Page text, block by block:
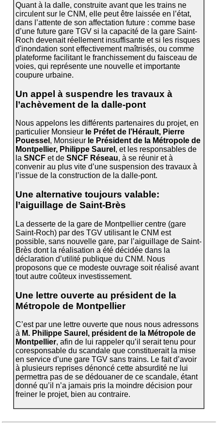
Quant à la dalle, construite avant que les trains ne
circulent sur le CNM, elle peut être laissée en l’état,
dans l’attente de son affectation future : comme base
d’une future gare TGV si la capacité de la gare Saint-
Roch devenait réellement insuffisante et si les risques
d'inondation sont effectivement maîtrisés, ou comme
plateforme facilitant le franchissement du faisceau de
voies, qui représente une nouvelle et importante
coupure urbaine.
Un appel à suspendre les travaux à
l’achèvement de la dalle-pont
Nous appelons les différents partenaires du projet, en
particulier Monsieur le Préfet de l’Hérault, Pierre
Pouessel , Monsieur le Président de la Métropole de
Montpellier, Philippe Saurel , et les responsables de
la SNCFet de SNCF Réseau, à se réunir et à
convenir au plus vite d’une suspension des travaux à
l’issue de la construction de la dalle-pont.
Une alternative toujours valable:
l’aiguillage de Saint-Brès
La desserte de la gare de Montpellier centre (gare
Saint-Roch) par des TGV utilisant le CNM est
possible, sans nouvelle gare, par l’aiguillage de Saint-
Brès dont la réalisation a été décidée dans la
déclaration d’utilité publique du CNM. Nous
proposons que ce modeste ouvrage soit réalisé avant
tout autre coûteux investissement.
Une lettre ouverte au président de la
Métropole de Montpellier
C’est par une lettre ouverte que nous nous adressons
à M. Philippe Saurel, président de la Métropole de
Montpellier, afin de lui rappeler qu’il serait tenu pour
coresponsable du scandale que constituerait la mise
en service d’une gare TGV sans trains. Le fait d’avoir
à plusieurs reprises dénoncé cette absurdité ne lui
permettra pas de se dédouaner de ce scandale, étant
donné qu’il n’a jamais pris la moindre décision pour
freiner le projet, bien au contraire.